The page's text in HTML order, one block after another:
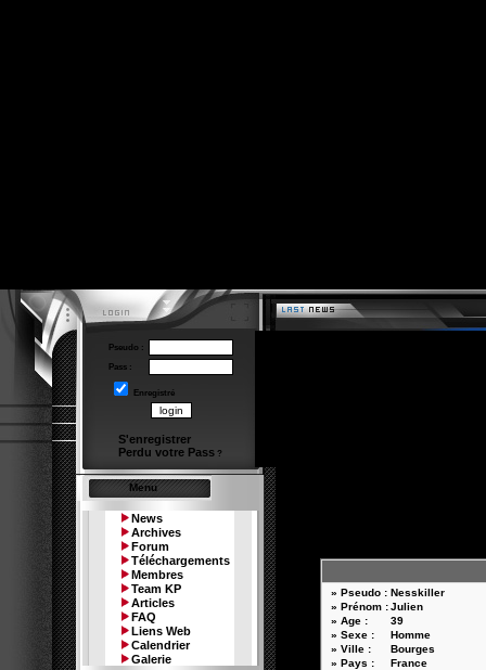
Pseudo :
Pass :
Enregistré
S'enregistrer
Perdu votre Pass ?
Menu
News
Archives
Forum
Téléchargements
Membres
Team KP
Articles
FAQ
Liens Web
Calendrier
Galerie
» Pseudo : Nesskiller
» Prénom : Julien
» Age :
39
» Sexe :
Homme
» Ville :
Bourges
» Pays :
France